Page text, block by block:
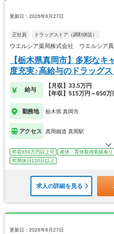
更新日：2026年6月27日
正社員 ドラッグストア（調剤併設）
ウエルシア薬局株式会社 ウエルシア
【栃木県真岡市】多彩なキ
度充実♪高給与のドラッグ
給与
【月収】33.5万円
【年収】515万円～650万
勤務地 栃木県 真岡市
アクセス 真岡鐵道 真岡駅
年収650万円以上可 産休・育休取得実績有り
年間休日120日以上
求人の詳細を見る
更新日：2026年6月27日